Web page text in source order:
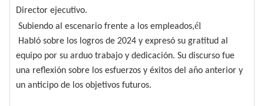
Director ejecutivo.
Subiendo al escenario frente a los empleados,él
Habló sobre los logros de 2024 y expresó su gratitud al
equipo por su arduo trabajo y dedicación. Su discurso fue
una reflexión sobre los esfuerzos y éxitos del año anterior y
un anticipo de los objetivos futuros.